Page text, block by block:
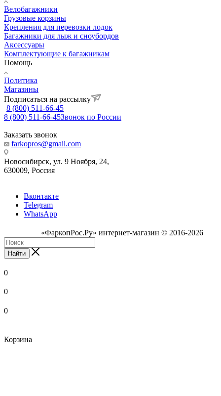
Велобагажники
Грузовые корзины
Крепления для перевозки лодок
Багажники для лыж и сноубордов
Аксессуары
Комплектующие к багажникам
Помощь
Политика
Магазины
Подписаться на рассылку
8 (800) 511-66-45
8 (800) 511-66-45Звонок по России
Заказать звонок
farkopros@gmail.com
Новосибирск, ул. 9 Ноября, 24,
630009, Россия
Вконтакте
Telegram
WhatsApp
«ФаркопРос.Ру» интернет-магазин © 2016-2026
Найти
0
0
0
Корзина